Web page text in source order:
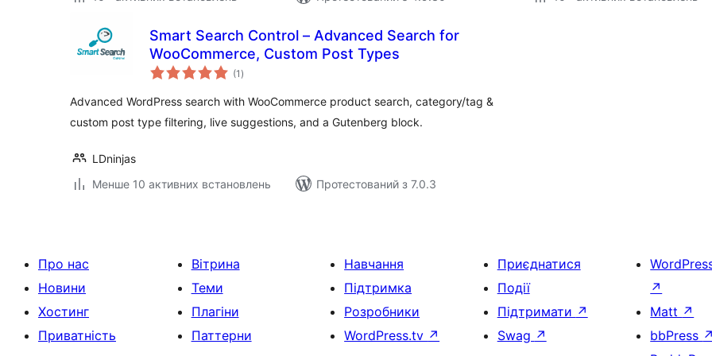
Smart Search Control – Advanced Search for
WooCommerce, Custom Post Types
(1 загальний
рейтинг
)
Advanced WordPress search with WooCommerce product search, category/tag &
custom post type filtering, live suggestions, and a Gutenberg block.
LDninjas
Менше 10 активних встановлень
Протестований з 7.0.3
Про нас
Новини
Хостинг
Приватність
Вітрина
Теми
Плагіни
Паттерни
Навчання
Підтримка
Розробники
WordPress.tv ↗
Приєднатися
Події
Підтримати ↗
Swag ↗
↗
Matt ↗
bbPress ↗